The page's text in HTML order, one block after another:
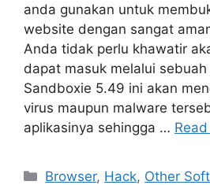
anda gunakan untuk
website dengan sangat
Anda tidak perlu khawatir
dapat masuk melalui
Sandboxie 5.49 ini akan
virus maupun malware
aplikasinya sehingga …
Categories
Browser, Hack, Other